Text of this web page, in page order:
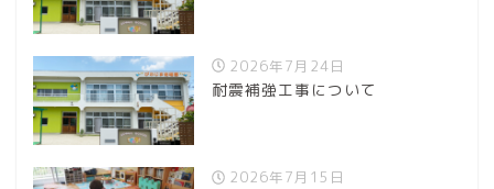
2026年7月24日
耐震補強工事について
2026年7月15日